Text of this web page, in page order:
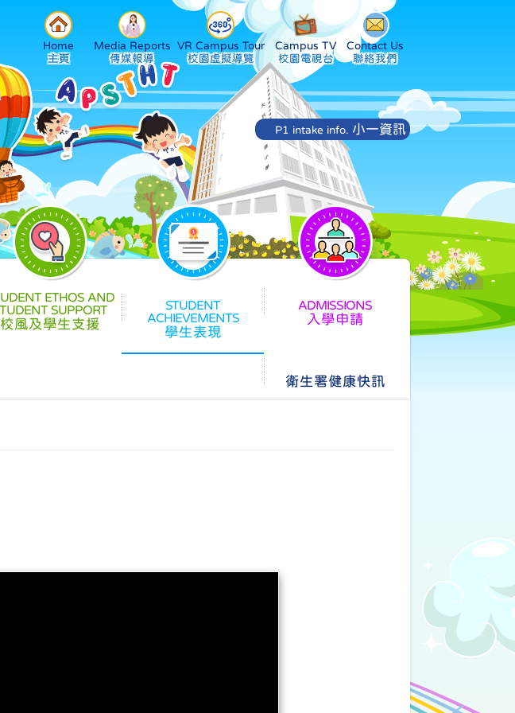
Home Media Reports VR Campus Tour Campus TV Contact Us
P1 intake info. 小一資訊
校風及學生支援
學生表現
入學申請
衛生署健康快訊